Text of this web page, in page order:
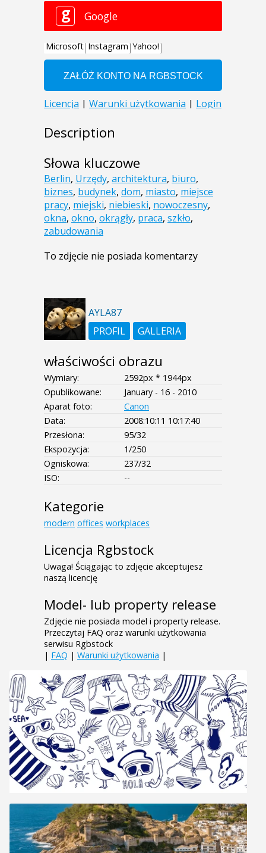
Description
Słowa kluczowe
Berlin, Urzędy, architektura, biuro,
biznes, budynek, dom, miasto, miejsce
pracy, miejski, niebieski, nowoczesny,
okna, okno, okrągły, praca, szkło,
zabudowania
To zdjęcie nie posiada komentarzy
AYLA87
PROFIL
GALLERIA
właściwości obrazu
Wymiary:
2592px * 1944px
Opublikowane:
January - 16 - 2010
Aparat foto:
Canon
Data:
2008:10:11 10:17:40
Przesłona:
95/32
Ekspozycja:
1/250
Ogniskowa:
237/32
ISO:
--
Kategorie
modern offices workplaces
Licencja Rgbstock
Uwaga! Ściągając to zdjęcie akceptujesz
naszą licencję
Model- lub property release
Zdjęcie nie posiada model i property release.
Przeczytaj FAQ oraz warunki użytkowania
serwisu Rgbstock
| FAQ | Warunki użytkowania |